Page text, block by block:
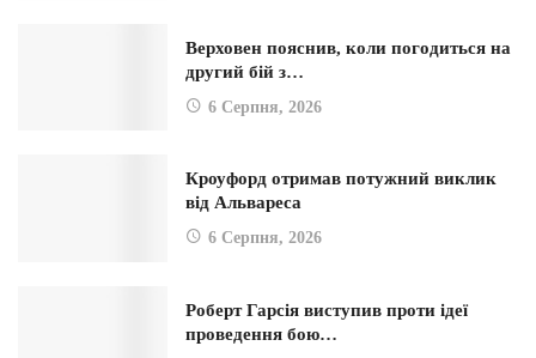
Верховен пояснив, коли погодиться на
другий бій з…
6 Серпня, 2026
Кроуфорд отримав потужний виклик
від Альвареса
6 Серпня, 2026
Роберт Гарсія виступив проти ідеї
проведення бою…